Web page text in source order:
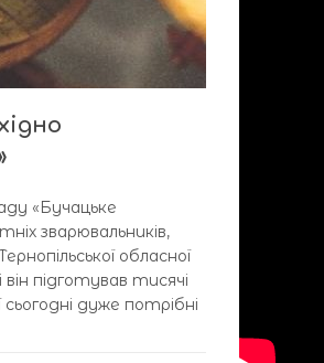
«Бучацьке
зварювальників,
обласної
підготував тисячі
дуже потрібні